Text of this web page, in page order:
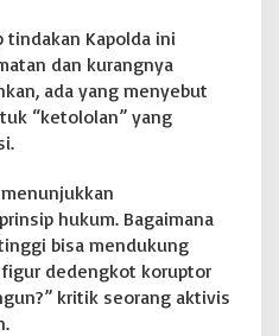
tindakan Kapolda ini
dan kurangnya
ada yang menyebut
“ketololan” yang
hukum. Bagaimana
bisa mendukung
dedengkot koruptor
kritik seorang aktivis